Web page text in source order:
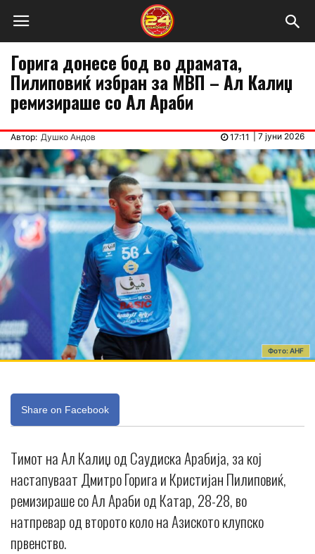
Горига донесе бод во драмата,
Пилиповиќ избран за МВП – Ал Калиџ
ремизираше со Ал Араби
Автор: Душко Андов 7 јуни 2026
17:11
Фото: AHF
Share on Facebook
Тимот на Ал Калиџ од Саудиска Арабија, за кој
настапуваат Дмитро Горига и Кристијан Пилиповиќ,
ремизираше со Ал Араби од Катар, 28-28, во
натпревар од второто коло на Азиското клупско
првенство.